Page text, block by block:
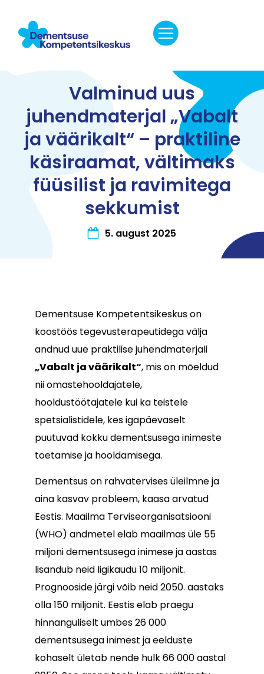
Valminud uus
juhendmaterjal „Vabalt
ja väärikalt“ – praktiline
käsiraamat, vältimaks
füüsilist ja ravimitega
sekkumist
5. august 2025
Dementsuse Kompetentsikeskus on
koostöös tegevusterapeutidega välja
andnud uue praktilise juhendmaterjali
„Vabalt ja väärikalt“, mis on mõeldud
nii omastehooldajatele,
hooldustöötajatele kui ka teistele
spetsialistidele, kes igapäevaselt
puutuvad kokku dementsusega inimeste
toetamise ja hooldamisega.
Dementsus on rahvatervises üleilmne ja
aina kasvav probleem, kaasa arvatud
Eestis. Maailma Terviseorganisatsiooni
(WHO) andmetel elab maailmas üle 55
miljoni dementsusega inimese ja aastas
lisandub neid ligikaudu 10 miljonit.
Prognooside järgi võib neid 2050. aastaks
olla 150 miljonit. Eestis elab praegu
hinnanguliselt umbes 26 000
dementsusega inimest ja eelduste
kohaselt ületab nende hulk 66 000 aastal